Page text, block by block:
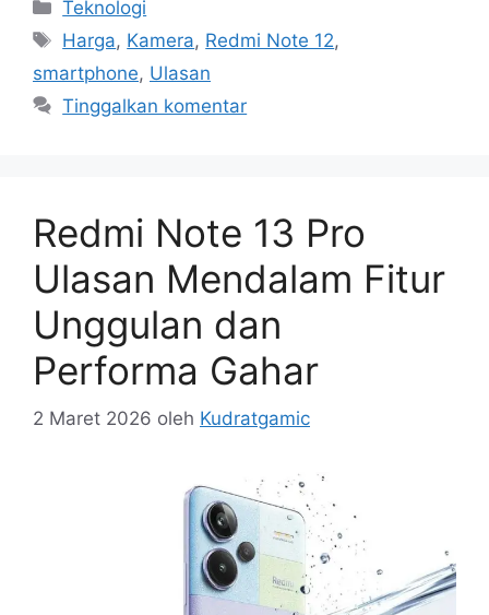
Teknologi
Tag
Harga, Kamera, Redmi Note 12,
smartphone, Ulasan
Tinggalkan komentar
Redmi Note 13 Pro
Ulasan Mendalam Fitur
Unggulan dan
Performa Gahar
2 Maret 2026 oleh Kudratgamic